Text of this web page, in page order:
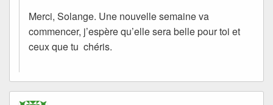
Merci, Solange. Une nouvelle semaine va
commencer, j’espère qu’elle sera belle pour toi et
ceux que tu chéris.